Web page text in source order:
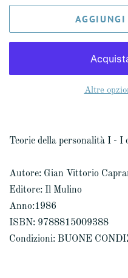
AGGIUNGI
Altre
Teorie della personalità I - I
Autore: Gian Vittorio
Editore: Il Mulino
Anno:1986
ISBN: 9788815009388
Condizioni: BUONE